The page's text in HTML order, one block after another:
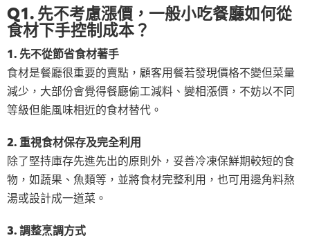
Q1. 先不考慮漲價，一般小吃餐廳如何從
食材下手控制成本？
1. 先不從節省食材著手
食材是餐廳很重要的賣點，顧客用餐若發現價格不變但菜量
減少，大部份會覺得餐廳偷工減料、變相漲價，不妨以不同
等級但能風味相近的食材替代。
2. 重視食材保存及完全利用
除了堅持庫存先進先出的原則外，妥善冷凍保鮮期較短的食
物，如蔬果、魚類等，並將食材完整利用，也可用邊角料熬
湯或設計成一道菜。
3. 調整烹調方式